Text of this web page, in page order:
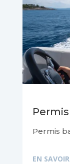
Permis
EN